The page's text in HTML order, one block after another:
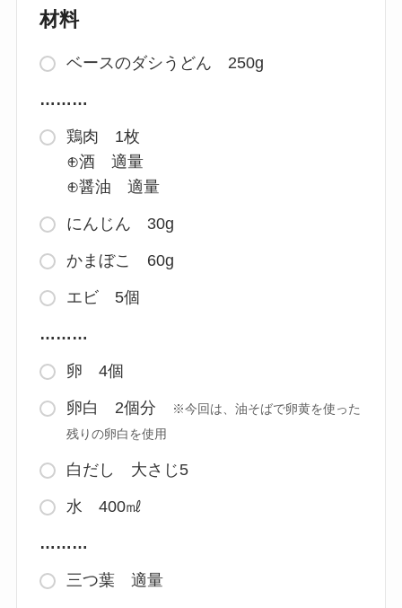
材料
ベースのダシうどん 250g
………
鶏肉 1枚
⊕酒 適量
⊕醤油 適量
にんじん 30g
かまぼこ 60g
エビ 5個
………
卵 4個
卵白 2個分
※今回は、油そばで卵黄を使った
残りの卵白を使用
白だし 大さじ5
水 400㎖
………
三つ葉 適量